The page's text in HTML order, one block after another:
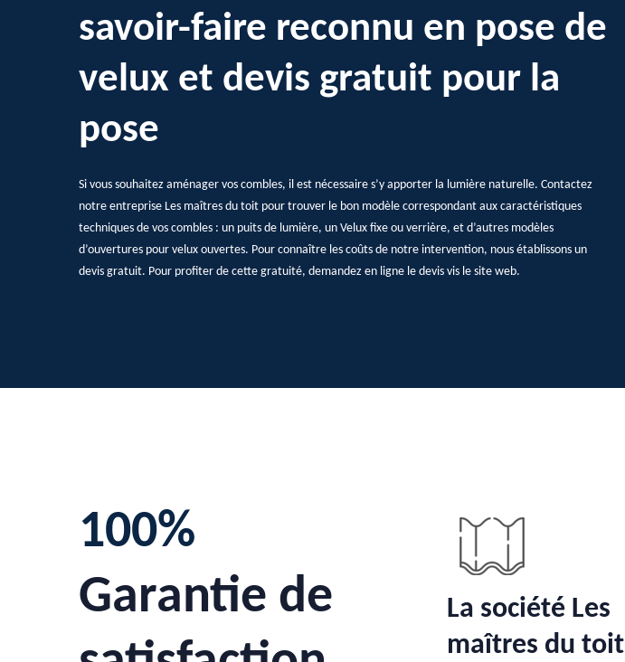
savoir-faire reconnu en pose de
velux et devis gratuit pour la
pose
Si vous souhaitez aménager vos combles, il est nécessaire s’y apporter la lumière naturelle. Contactez
notre entreprise Les maîtres du toit pour trouver le bon modèle correspondant aux caractéristiques
techniques de vos combles : un puits de lumière, un Velux fixe ou verrière, et d’autres modèles
d’ouvertures pour velux ouvertes. Pour connaître les coûts de notre intervention, nous établissons un
devis gratuit. Pour profiter de cette gratuité, demandez en ligne le devis vis le site web.
100%
Garantie de
La société Les
maîtres du toit